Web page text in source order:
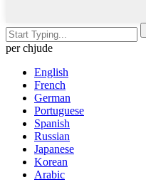
per chjude
English
French
German
Portuguese
Spanish
Russian
Japanese
Korean
Arabic